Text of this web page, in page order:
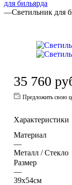
для бильярда
—Светильник для
35 760
Предложить свою
Характеристики
Материал
—
Металл / Стекло
Размер
—
39х54см